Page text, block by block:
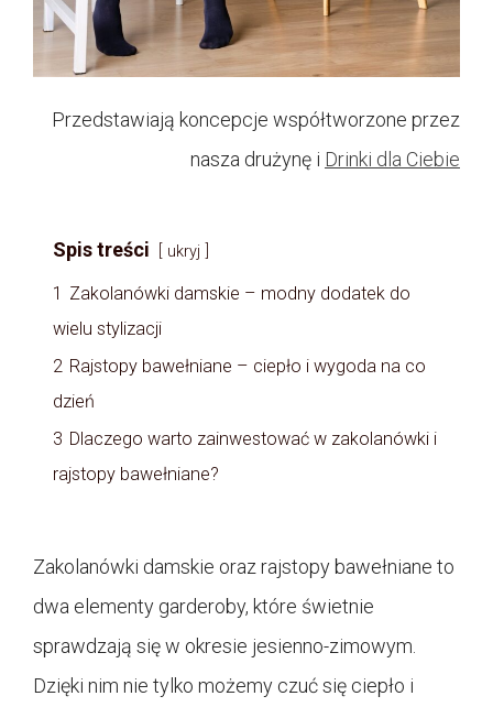
Przedstawiają koncepcje współtworzone przez
nasza drużynę i Drinki dla Ciebie
Spis treści ukryj
1 Zakolanówki damskie – modny dodatek do
wielu stylizacji
2 Rajstopy bawełniane – ciepło i wygoda na co
dzień
3 Dlaczego warto zainwestować w zakolanówki i
rajstopy bawełniane?
Zakolanówki damskie oraz rajstopy bawełniane to
dwa elementy garderoby, które świetnie
sprawdzają się w okresie jesienno-zimowym.
Dzięki nim nie tylko możemy czuć się ciepło i